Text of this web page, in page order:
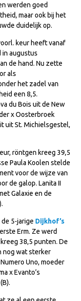
werden goed
maar ook bij het
duidelijk op.
keur heeft vanaf
in augustus
de hand. Nu zette
als
het zadel van
een 8,5.
du Bois uit de New
x Oosterbroek
uit St. Michielsgestel,
röntgen kreeg 39,5
Paula Koolen stelde
voor de wijze van
de galop. Lanita II
Galaxie en de
5-jarige Dijkhof’s
Erm. Ze werd
38,5 punten. De
nog wat sterker
Uno, moeder
x Evanto’s